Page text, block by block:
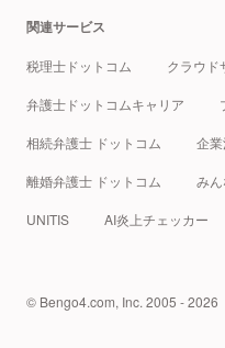
関連サービス
税理士ドットコム クラウド
弁護士ドットコムキャリア
相続弁護士 ドットコム 企
離婚弁護士 ドットコム み
UNITIS AI炎上チェッカー
© Bengo4.com, Inc. 2005 - 2026